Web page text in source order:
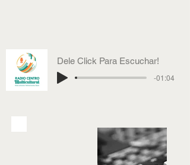
Dele Click Para Escuchar!
-01:04